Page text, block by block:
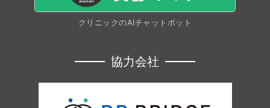
クリニックのAIチャットボット
協力会社